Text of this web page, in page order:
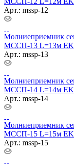
Арт.: mssp-12
Молниеприемник
МССП-13 L=13м
Арт.: mssp-13
Молниеприемник
МССП-14 L=14м
Арт.: mssp-14
Молниеприемник
МССП-15 L=15м
Арт.: mssp-15